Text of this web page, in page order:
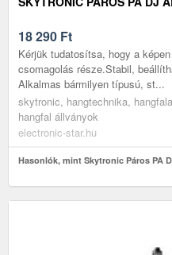
18 290 Ft
Kérjük tudatosítsa, hogy a
csomagolás része.Stabil,
Alkalmas bármilyen típusú, st...
skytronic, hangtechnika,
hangfal állványok
electronic-star.hu
Hasonlók, mint Skytronic Páros PA